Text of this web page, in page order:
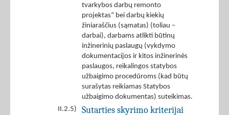
tvarkybos darbų remonto
projektas“ bei darbų kiekių
žiniaraščius (sąmatas) (toliau –
darbai), darbams atlikti būtinų
inžinerinių paslaugų (vykdymo
dokumentacijos ir kitos inžinerinės
paslaugos, reikalingos statybos
užbaigimo procedūroms (kad būtų
surašytas reikiamas Statybos
užbaigimo dokumentas) suteikimas.
II.2.5)
Sutarties skyrimo kriterijai